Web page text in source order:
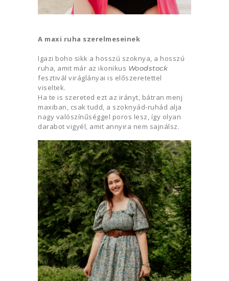
A maxi ruha szerelmeseinek
Igazi boho sikk a hosszú szoknya, a hosszú
ruha, amit már az ikonikus Woodstock
fesztivál viráglányai is előszeretettel
viseltek.
Ha te is szereted ezt az irányt, bátran menj
maxiban, csak tudd, a szoknyád-ruhád alja
nagy valószínűséggel poros lesz, így olyan
darabot vigyél, amit annyira nem sajnálsz.